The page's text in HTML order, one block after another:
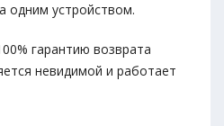
одним устройством.
гарантию возврата
невидимой и работает